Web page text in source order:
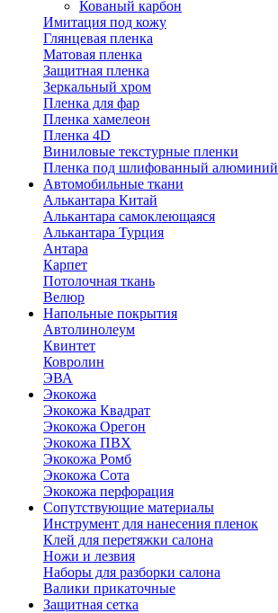
Кованый карбон
Имитация под кожу
Глянцевая пленка
Матовая пленка
Защитная пленка
Зеркальный хром
Пленка для фар
Пленка хамелеон
Пленка 4D
Виниловые текстурные пленки
Пленка под шлифованный алюминий
Автомобильные ткани
Алькантара Китай
Алькантара самоклеющаяся
Алькантара Турция
Антара
Карпет
Потолочная ткань
Велюр
Напольные покрытия
Автолинолеум
Квинтет
Ковролин
ЭВА
Экокожа
Экокожа Квадрат
Экокожа Орегон
Экокожа ПВХ
Экокожа Ромб
Экокожа Сота
Экокожа перфорация
Сопутствующие материалы
Инструмент для нанесения пленок
Клей для перетяжки салона
Ножи и лезвия
Наборы для разборки салона
Валики прикаточные
Защитная сетка